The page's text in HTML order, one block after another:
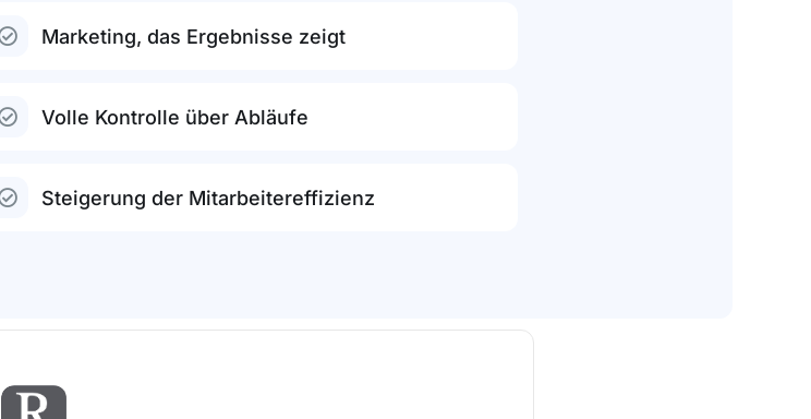
Marketing, das Ergebnisse zeigt
Volle Kontrolle über Abläufe
Steigerung der Mitarbeitereffizienz